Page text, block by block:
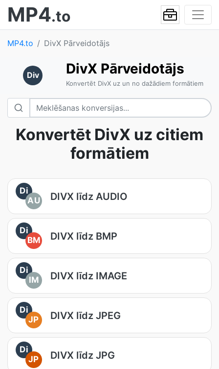
MP4.to
MP4.to DivX Pārveidotājs
Div DivX Pārveidotājs
Konvertēt DivX uz un no dažādiem formātiem
Konvertēt DivX uz citiem
formātiem
Di
AU
DIVX līdz AUDIO
Di
BM
DIVX līdz BMP
Di
IM
DIVX līdz IMAGE
Di
JP
DIVX līdz JPEG
Di
JP
DIVX līdz JPG